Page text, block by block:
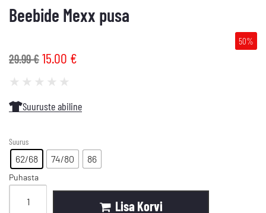
Beebide Mexx pusa
50%
29.99€ 15.00 €
★ ★ ★ ★ ★
Suuruste abiline
Suurus
62/68 74/80 86
Puhasta
Lisa Korvi